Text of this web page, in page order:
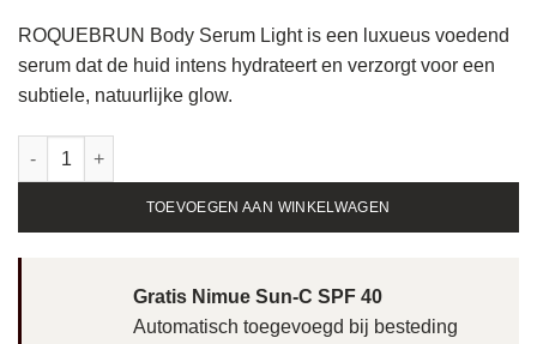
ROQUEBRUN Body Serum Light is een luxueus voedend
serum dat de huid intens hydrateert en verzorgt voor een
subtiele, natuurlijke glow.
ROQUEBRUN Body Serum Light - 200ml aantal
TOEVOEGEN AAN WINKELWAGEN
Gratis Nimue Sun-C SPF 40
Automatisch toegevoegd bij besteding